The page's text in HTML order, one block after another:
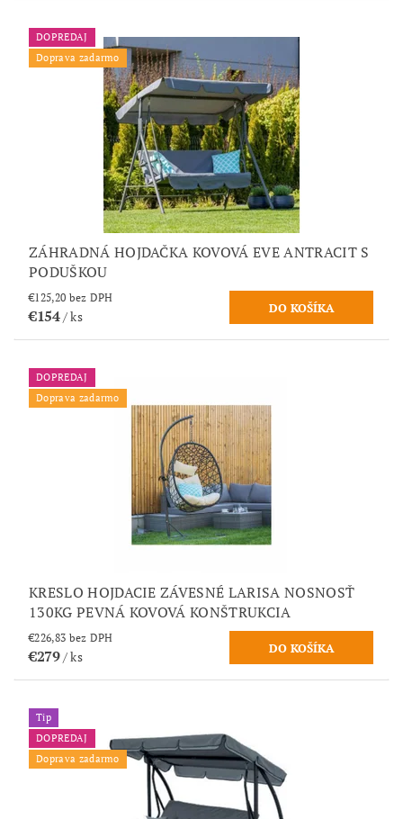
DOPREDAJ
Doprava zadarmo
ZÁHRADNÁ HOJDAČKA KOVOVÁ EVE ANTRACIT S
PODUŠKOU
€125,20 bez DPH
€154/ ks
DOPREDAJ
Doprava zadarmo
KRESLO HOJDACIE ZÁVESNÉ LARISA NOSNOSŤ
130KG PEVNÁ KOVOVÁ KONŠTRUKCIA
€226,83 bez DPH
€279/ ks
Tip
DOPREDAJ
Doprava zadarmo